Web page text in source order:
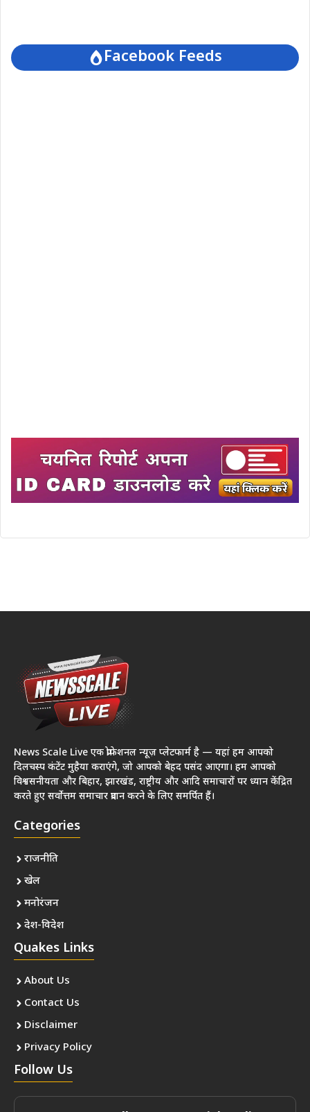
Facebook Feeds
News Scale Live एक प्रोफेशनल न्यूज़ प्लेटफार्म है — यहां हम आपको
दिलचस्प कंटेंट मुहैया कराएंगे, जो आपको बेहद पसंद आएगा। हम आपको
विश्वसनीयता और बिहार, झारखंड, राष्ट्रीय और आदि समाचारों पर ध्यान केंद्रित
करते हुए सर्वोत्तम समाचार प्रदान करने के लिए समर्पित हैं।
Categories
राजनीति
खेल
मनोरंजन
देश-विदेश
Quakes Links
About Us
Contact Us
Disclaimer
Privacy Policy
Follow Us